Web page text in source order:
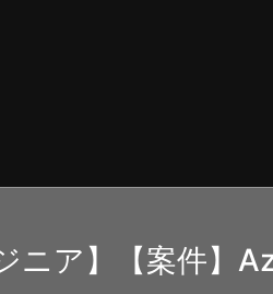
ニア】【案件】